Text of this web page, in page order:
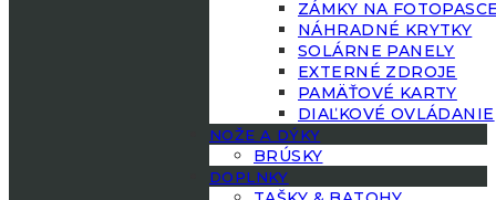
ZÁMKY NA
NÁHRADNÉ KRYTKY
SOLÁRNE PANELY
EXTERNÉ ZDROJE
PAMÄŤOVÉ KARTY
DIAĽKOVÉ OVLÁDANIE
NOŽE A DÝKY
BRÚSKY
DOPLNKY